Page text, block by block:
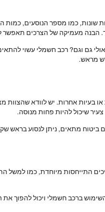
כמו מספר הנוסעים, כמות
הבנה מעמיקה של הצרכים
גם וגם? רכב חשמלי עשוי
מראש.
בעיות אחרות. יש לוודא שהצוות
שיכול להיות פחות מנוסה.
ביטוח מתאים, ניתן לנסוע בראש
התייחסות מיוחדת, כמו למשל
ברכב חשמלי ויכול להפוך את